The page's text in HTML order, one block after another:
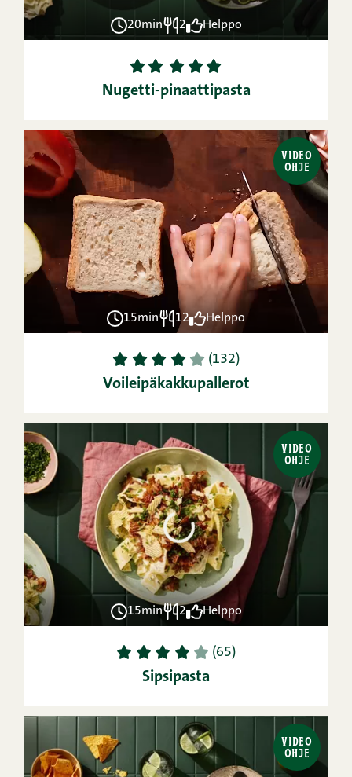
20min 2 Helppo
1 2 3 4
5
Nugetti-pinaattipasta
VIDEO
OHJE
15min 12 Helppo
1 2 3 4 5 (132)
Voileipäkakkupallerot
VIDEO
OHJE
15min 2 Helppo
1 2 3 4 5 (65)
Sipsipasta
VIDEO
OHJE